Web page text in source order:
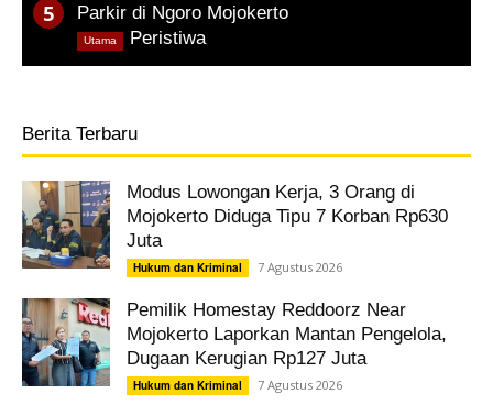
Parkir di Ngoro Mojokerto
Peristiwa
Utama
Berita Terbaru
Modus Lowongan Kerja, 3 Orang di
Mojokerto Diduga Tipu 7 Korban Rp630
Juta
Hukum dan Kriminal 7 Agustus 2026
Pemilik Homestay Reddoorz Near
Mojokerto Laporkan Mantan Pengelola,
Dugaan Kerugian Rp127 Juta
Hukum dan Kriminal 7 Agustus 2026